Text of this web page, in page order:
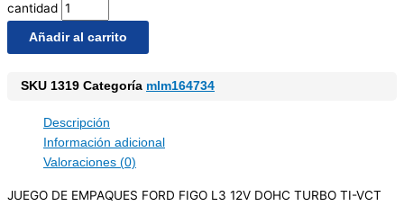
cantidad
Añadir al carrito
SKU 1319 Categoría mlm164734
Descripción
Información adicional
Valoraciones (0)
JUEGO DE EMPAQUES FORD FIGO L3 12V DOHC TURBO TI-VCT